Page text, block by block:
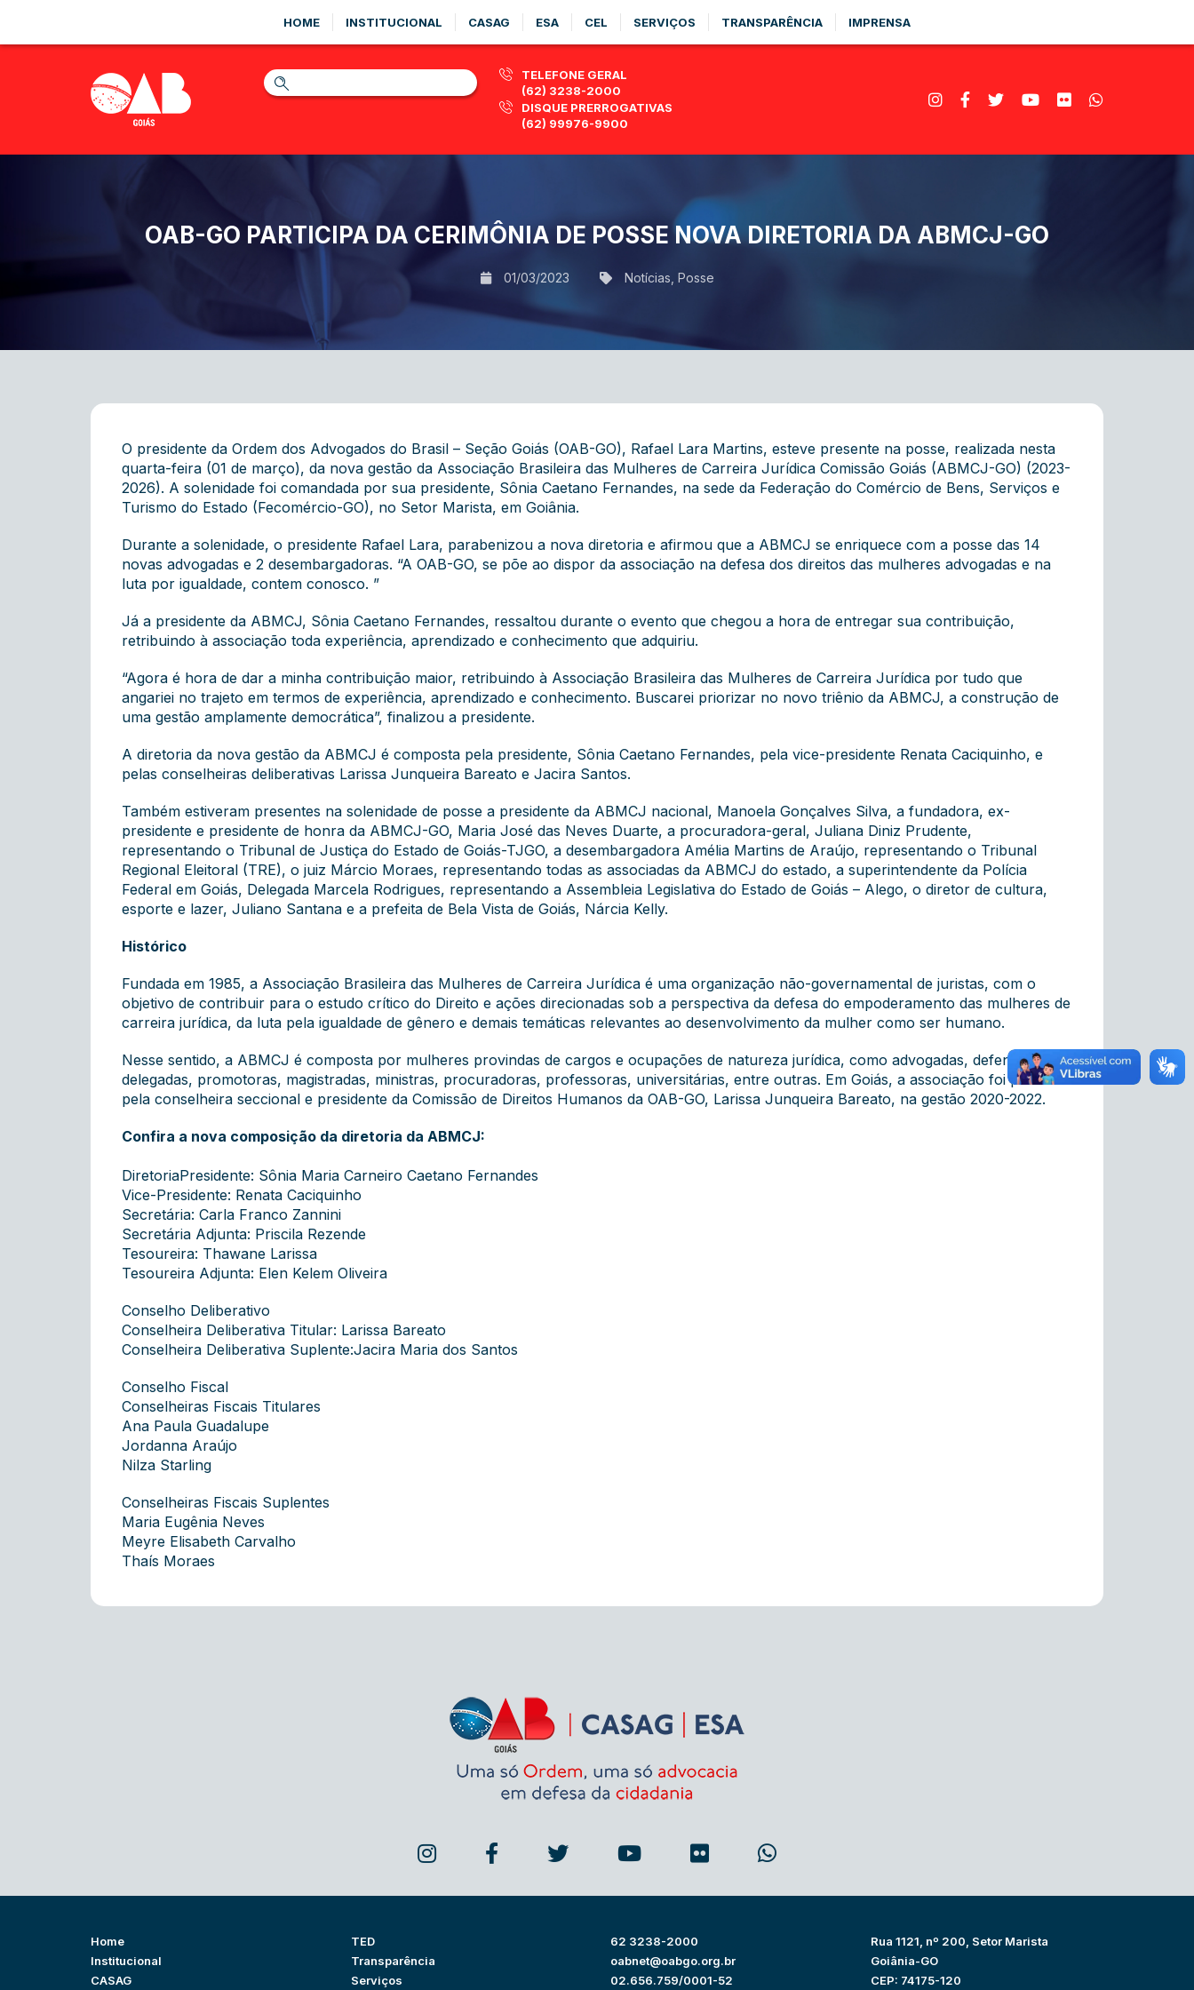
HOME INSTITUCIONAL CASAG ESA CEL SERVIÇOS TRANSPARÊNCIA IMPRENSA
TELEFONE GERAL
(62) 3238-2000
DISQUE PRERROGATIVAS
(62) 99976-9900
OAB-GO PARTICIPA DA CERIMÔNIA DE POSSE NOVA DIRETORIA DA ABMCJ-GO
01/03/2023 Notícias Posse
O presidente da Ordem dos Advogados do Brasil – Seção Goiás (OAB-GO), Rafael Lara Martins, esteve presente na posse, realizada nesta
quarta-feira (01 de março), da nova gestão da Associação Brasileira das Mulheres de Carreira Jurídica Comissão Goiás (ABMCJ-GO) (2023-
2026). A solenidade foi comandada por sua presidente, Sônia Caetano Fernandes, na sede da Federação do Comércio de Bens, Serviços e
Turismo do Estado (Fecomércio-GO), no Setor Marista, em Goiânia.
Durante a solenidade, o presidente Rafael Lara, parabenizou a nova diretoria e afirmou que a ABMCJ se enriquece com a posse das 14
novas advogadas e 2 desembargadoras. “A OAB-GO, se põe ao dispor da associação na defesa dos direitos das mulheres advogadas e na
luta por igualdade, contem conosco. ”
Já a presidente da ABMCJ, Sônia Caetano Fernandes, ressaltou durante o evento que chegou a hora de entregar sua contribuição,
retribuindo à associação toda experiência, aprendizado e conhecimento que adquiriu.
“Agora é hora de dar a minha contribuição maior, retribuindo à Associação Brasileira das Mulheres de Carreira Jurídica por tudo que
angariei no trajeto em termos de experiência, aprendizado e conhecimento. Buscarei priorizar no novo triênio da ABMCJ, a construção de
uma gestão amplamente democrática”, finalizou a presidente.
A diretoria da nova gestão da ABMCJ é composta pela presidente, Sônia Caetano Fernandes, pela vice-presidente Renata Caciquinho, e
pelas conselheiras deliberativas Larissa Junqueira Bareato e Jacira Santos.
Também estiveram presentes na solenidade de posse a presidente da ABMCJ nacional, Manoela Gonçalves Silva, a fundadora, ex-
presidente e presidente de honra da ABMCJ-GO, Maria José das Neves Duarte, a procuradora-geral, Juliana Diniz Prudente,
representando o Tribunal de Justiça do Estado de Goiás-TJGO, a desembargadora Amélia Martins de Araújo, representando o Tribunal
Regional Eleitoral (TRE), o juiz Márcio Moraes, representando todas as associadas da ABMCJ do estado, a superintendente da Polícia
Federal em Goiás, Delegada Marcela Rodrigues, representando a Assembleia Legislativa do Estado de Goiás – Alego, o diretor de cultura,
esporte e lazer, Juliano Santana e a prefeita de Bela Vista de Goiás, Nárcia Kelly.
Histórico
Fundada em 1985, a Associação Brasileira das Mulheres de Carreira Jurídica é uma organização não-governamental de juristas, com o
objetivo de contribuir para o estudo crítico do Direito e ações direcionadas sob a perspectiva da defesa do empoderamento das mulheres de
carreira jurídica, da luta pela igualdade de gênero e demais temáticas relevantes ao desenvolvimento da mulher como ser humano.
Nesse sentido, a ABMCJ é composta por mulheres provindas de cargos e ocupações de natureza jurídica, como advogadas, defensoras,
delegadas, promotoras, magistradas, ministras, procuradoras, professoras, universitárias, entre outras. Em Goiás, a associação foi presidida
pela conselheira seccional e presidente da Comissão de Direitos Humanos da OAB-GO, Larissa Junqueira Bareato, na gestão 2020-2022.
Confira a nova composição da diretoria da ABMCJ:
DiretoriaPresidente: Sônia Maria Carneiro Caetano Fernandes
Vice-Presidente: Renata Caciquinho
Secretária: Carla Franco Zannini
Secretária Adjunta: Priscila Rezende
Tesoureira: Thawane Larissa
Tesoureira Adjunta: Elen Kelem Oliveira
Conselho Deliberativo
Conselheira Deliberativa Titular: Larissa Bareato
Conselheira Deliberativa Suplente:Jacira Maria dos Santos
Conselho Fiscal
Conselheiras Fiscais Titulares
Ana Paula Guadalupe
Jordanna Araújo
Nilza Starling
Conselheiras Fiscais Suplentes
Maria Eugênia Neves
Meyre Elisabeth Carvalho
Thaís Moraes
Home
Institucional
CASAG
TED
Transparência
Serviços
62 3238-2000
oabnet@oabgo.org.br
02.656.759/0001-52
Rua 1121, nº 200, Setor Marista
Goiânia-GO
CEP: 74175-120